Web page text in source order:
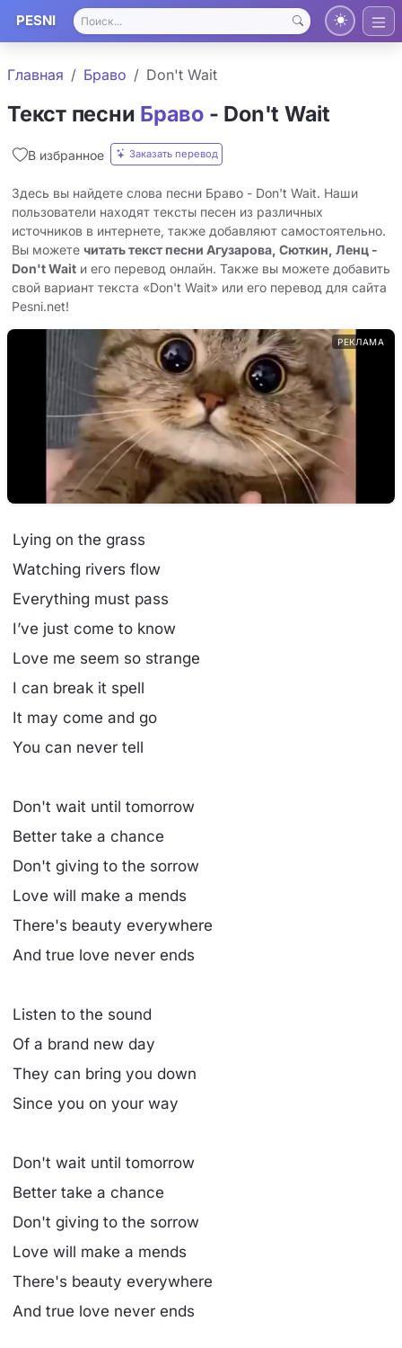
PESNI
Главная Браво Don't Wait
Текст песни Браво - Don't Wait
В избранное Заказать перевод
Здесь вы найдете слова песни Браво - Don't Wait. Наши
пользователи находят тексты песен из различных
источников в интернете, также добавляют самостоятельно.
Вы можете читать текст песни Агузарова, Сюткин, Ленц -
Don't Wait и его перевод онлайн. Также вы можете добавить
свой вариант текста «Don't Wait» или его перевод для сайта
Pesni.net!
РЕКЛАМА
Lying on the grass
Watching rivers flow
Everything must pass
I’ve just come to know
Love me seem so strange
I can break it spell
It may come and go
You can never tell
Don't wait until tomorrow
Better take a chance
Don't giving to the sorrow
Love will make a mends
There's beauty everywhere
And true love never ends
Listen to the sound
Of a brand new day
They can bring you down
Since you on your way
Don't wait until tomorrow
Better take a chance
Don't giving to the sorrow
Love will make a mends
There's beauty everywhere
And true love never ends